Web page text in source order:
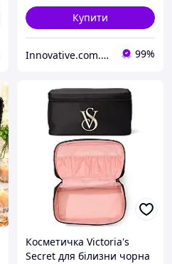
Купити
Innovative.com.ua - Інтернет-магазин 99%
Косметичка Victoria's
Secret для білизни чорна